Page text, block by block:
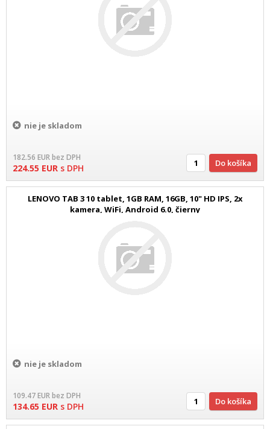
nie je skladom
182.56 EURbez DPH
224.55 EUR s DPH Do košíka
LENOVO TAB 3 10 tablet, 1GB RAM, 16GB, 10" HD IPS, 2x
kamera, WiFi, Android 6.0, čierny
nie je skladom
109.47EURbez DPH
134.65 EUR s DPH Do košíka